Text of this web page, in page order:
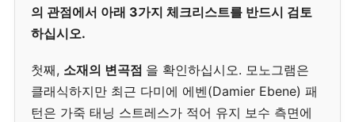
의 관점에서 아래 3가지 체크리스트를 반드시 검토
하십시오.
첫째, 소재의 변곡점 을 확인하십시오. 모노그램은
클래식하지만 최근 다미에 에벤(Damier Ebene) 패
턴은 가죽 태닝 스트레스가 적어 유지 보수 측면에